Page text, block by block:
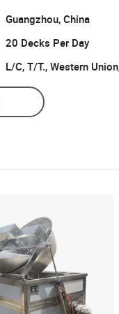
Guangzhou, China
20 Decks Per Day
L/C, T/T., Western